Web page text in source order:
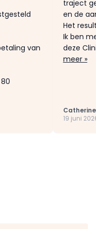
van
traject
en de
Het
Ik ben
deze
meer »
19 juni